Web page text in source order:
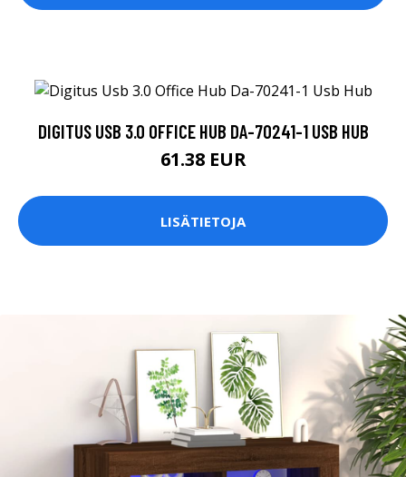
DIGITUS USB 3.0 OFFICE HUB DA-70241-1 USB HUB
61.38 EUR
LISÄTIETOJA